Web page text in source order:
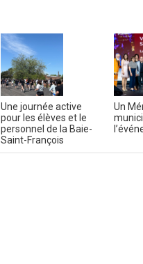
Une journée active
pour les élèves et le
personnel de la Baie-
Saint-François
Un